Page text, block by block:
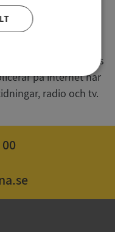
ett av
tv s.k. utgivningsbevis
på internet har
radio och tv.
Inriktning